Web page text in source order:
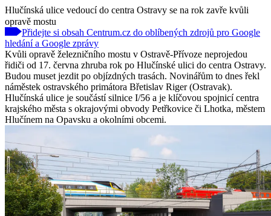
Hlučínská ulice vedoucí do centra Ostravy se na rok zavře kvůli
opravě mostu
Přidejte si obsah Centrum.cz do oblíbených zdrojů pro Google
hledání a Google zprávy
Kvůli opravě železničního mostu v Ostravě-Přívoze neprojedou
řidiči od 17. června zhruba rok po Hlučínské ulici do centra Ostravy.
Budou muset jezdit po objízdných trasách. Novinářům to dnes řekl
náměstek ostravského primátora Břetislav Riger (Ostravak).
Hlučínská ulice je součástí silnice I/56 a je klíčovou spojnicí centra
krajského města s okrajovými obvody Petřkovice či Lhotka, městem
Hlučínem na Opavsku a okolními obcemi.